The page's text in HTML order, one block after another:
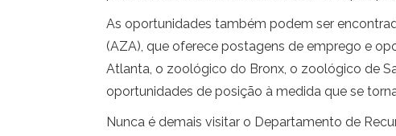
As oportunidades também podem ser
(AZA), que oferece postagens de emprego e
Atlanta, o zoológico do Bronx, o zoológico de
oportunidades de posição à medida que se
Nunca é demais visitar o Departamento de